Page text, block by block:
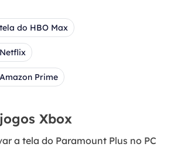
do HBO Max
Prime
Xbox
a tela do Paramount Plus no PC